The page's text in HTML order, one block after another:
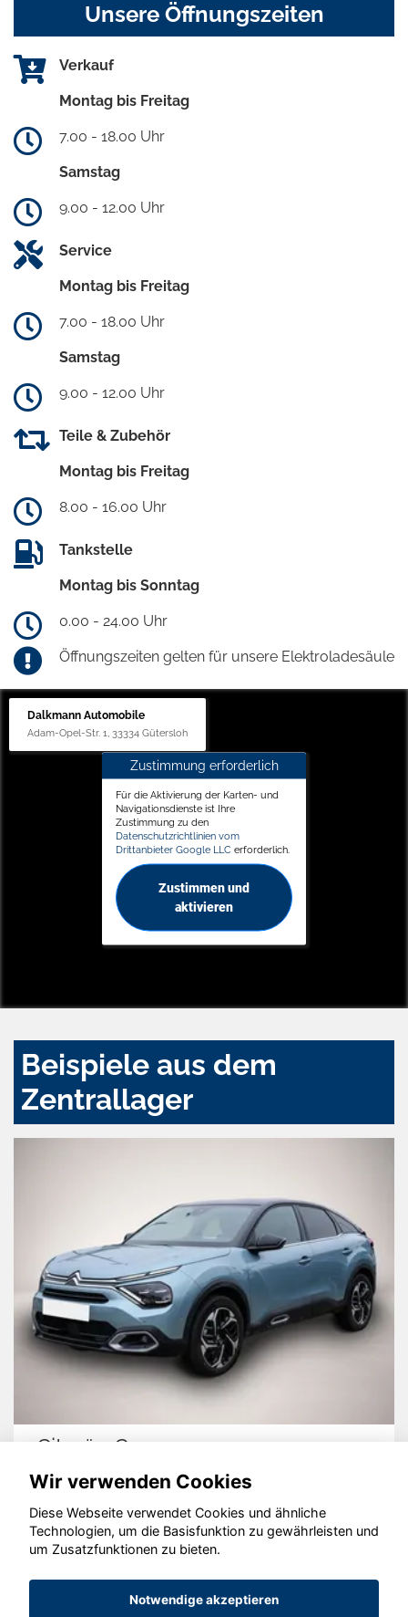
Unsere Öffnungszeiten
Verkauf
Montag bis Freitag
7.00 - 18.00 Uhr
Samstag
9.00 - 12.00 Uhr
Service
Montag bis Freitag
7.00 - 18.00 Uhr
Samstag
9.00 - 12.00 Uhr
Teile & Zubehör
Montag bis Freitag
8.00 - 16.00 Uhr
Tankstelle
Montag bis Sonntag
0.00 - 24.00 Uhr
Öffnungszeiten gelten für unsere Elektroladesäule
Dalkmann Automobile
Adam-Opel-Str. 1, 33334 Gütersloh
Zustimmung erforderlich
Für die Aktivierung der Karten- und
Navigationsdienste ist Ihre
Zustimmung zu den
Datenschutzrichtlinien vom
Drittanbieter Google LLC erforderlich.
Zustimmen und
aktivieren
Beispiele aus dem
Zentrallager
Citroën C4
© konjunkturmotor.de GmbH 2020 - 2026
Wir verwenden Cookies
Diese Webseite verwendet Cookies und ähnliche
Technologien, um die Basisfunktion zu gewährleisten und
um Zusatzfunktionen zu bieten.
Notwendige akzeptieren